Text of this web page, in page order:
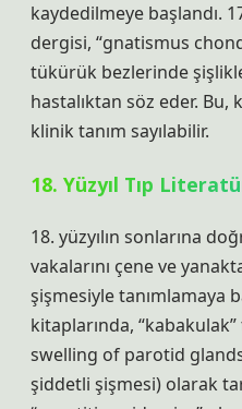
kaydedilmeye başlandı.
dergisi, “gnatismus
tükürük bezlerinde
hastalıktan söz eder.
klinik tanım sayılabilir.
18. Yüzyıl Tıp
18. yüzyılın sonlarına
vakalarını çene ve
şişmesiyle tanımlamaya
kitaplarında,
swelling of parotid
şiddetli şişmesi) olarak